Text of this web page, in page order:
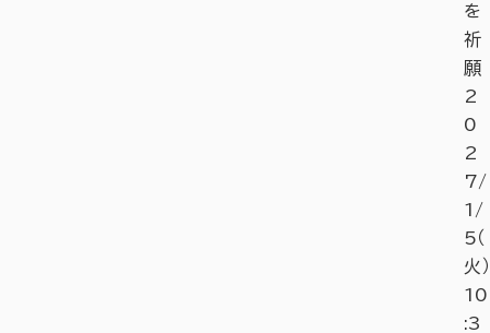
を
祈
願
2
0
2
7/
1/
5（
火）
10
:3